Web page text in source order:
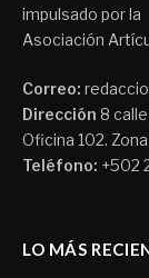
impulsado por la
Asociación
Correo:
Dirección 8
Oficina 102.
Teléfono: +502
LO MÁS